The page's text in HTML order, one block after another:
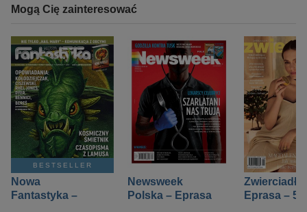
Mogą Cię zainteresować
BESTSELLER
Nowa
Fantastyka –
Newsweek
Polska – Eprasa
Zwierciadło
Eprasa – 5/